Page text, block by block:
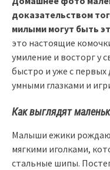
доказательством
милыми могут быть
это настоящие
умиление и восторг у
быстро и уже с
умными глазками и
Как выглядят
Малыши ежики
мягкими иголками,
стальные шипы.